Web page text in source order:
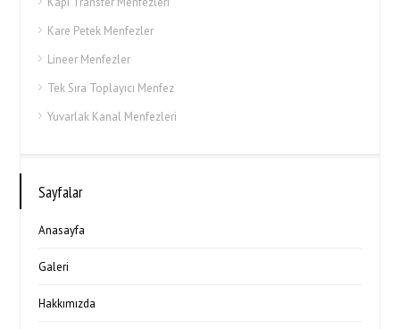
Kare Petek Menfezler
Lineer Menfezler
Tek Sıra Toplayıcı Menfez
Yuvarlak Kanal Menfezleri
Sayfalar
Anasayfa
Galeri
Hakkımızda